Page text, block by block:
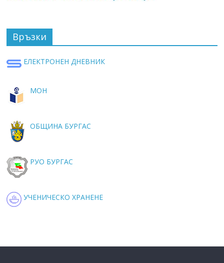
Връзки
ЕЛЕКТРОНЕН ДНЕВНИК
МОН
ОБЩИНА БУРГАС
РУО БУРГАС
УЧЕНИЧЕСКО ХРАНЕНЕ